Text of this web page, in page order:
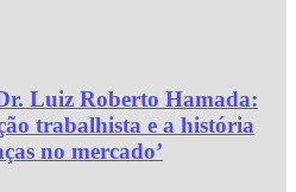
Luiz Roberto Hamada:
trabalhista e a história
no mercado’